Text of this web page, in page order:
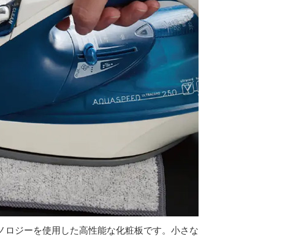
ジーを使用した高性能な化粧板です。小さな